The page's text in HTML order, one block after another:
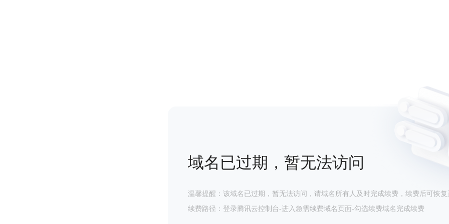
域名已过期，暂无法访问
温馨提醒：该域名已过期，暂无法访问，请域名所有人及时完成续费，续费后可恢复
续费路径：登录腾讯云控制台-进入急需续费域名页面-勾选续费域名完成续费